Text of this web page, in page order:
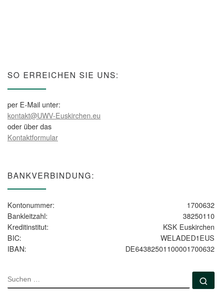
SO ERREICHEN SIE UNS:
per E-Mail unter:
kontakt@UWV-Euskirchen.eu
oder über das
Kontaktformular
BANKVERBINDUNG:
Kontonummer:
1700632
Bankleitzahl:
38250110
Kreditinstitut:
KSK Euskirchen
BIC:
WELADED1EUS
IBAN:
DE64382501100001700632
SUCHE